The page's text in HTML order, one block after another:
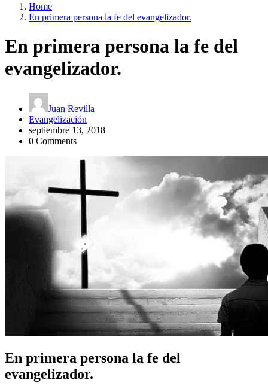
Home
En primera persona la fe del evangelizador.
En primera persona la fe del
evangelizador.
Juan Revilla
Evangelización
septiembre 13, 2018
0 Comments
En primera persona la fe del
evangelizador.